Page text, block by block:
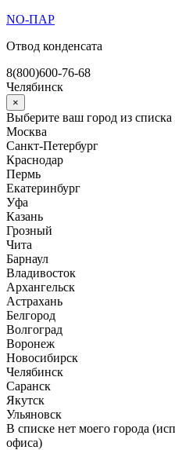
Перейти
содержимому
NO-ПАР
Отвод конденсата
8(800)600-76-68
Челябинск
×
Выберите ваш город из списка
Москва
Санкт-Петербург
Краснодар
Пермь
Екатеринбург
Уфа
Казань
Грозный
Чита
Барнаул
Владивосток
Архангельск
Астрахань
Белгород
Волгоград
Воронеж
Новосибирск
Челябинск
Саранск
Якутск
Ульяновск
В списке нет моего города
офиса)